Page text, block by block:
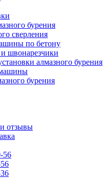
бурения
сверления
по бетону
швонарезчики
алмазного бурения
бурения
отзывы
56